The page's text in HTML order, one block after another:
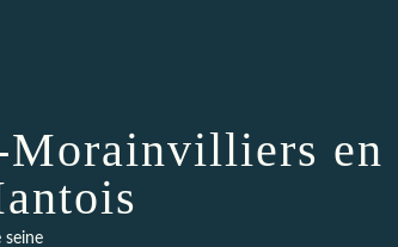
en
seine